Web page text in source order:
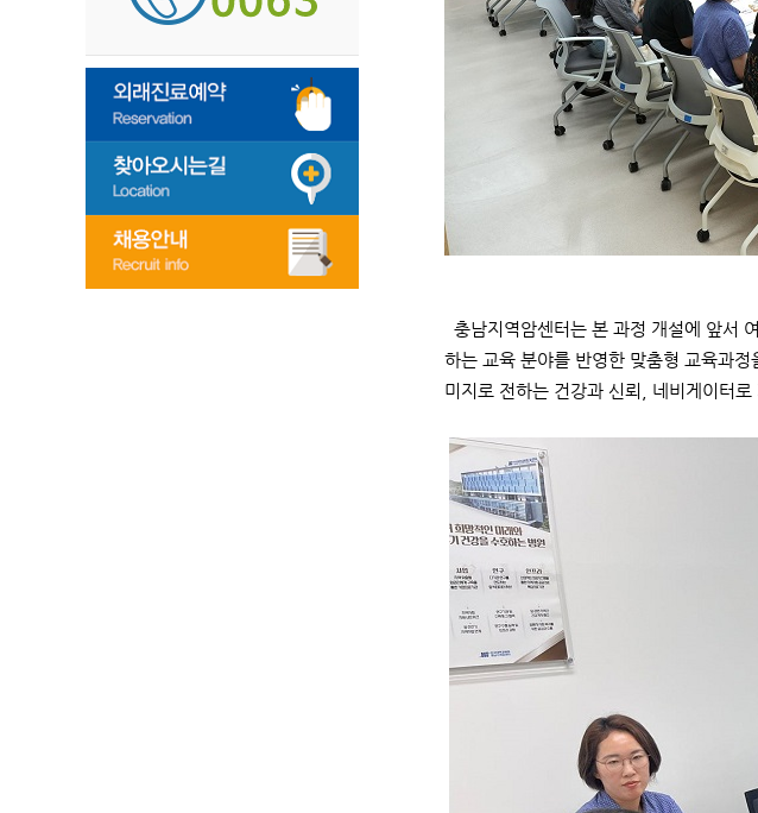
충남지역암센터는 본 과정 개설에 앞서
하는 교육 분야를 반영한 맞춤형 교육과
미지로 전하는 건강과 신뢰, 네비게이터